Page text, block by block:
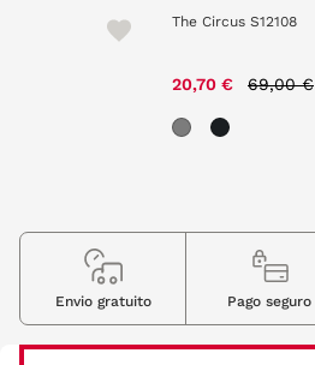
The Circus S12108
20,70 € 69,00 €
Envio gratuito Pago seguro